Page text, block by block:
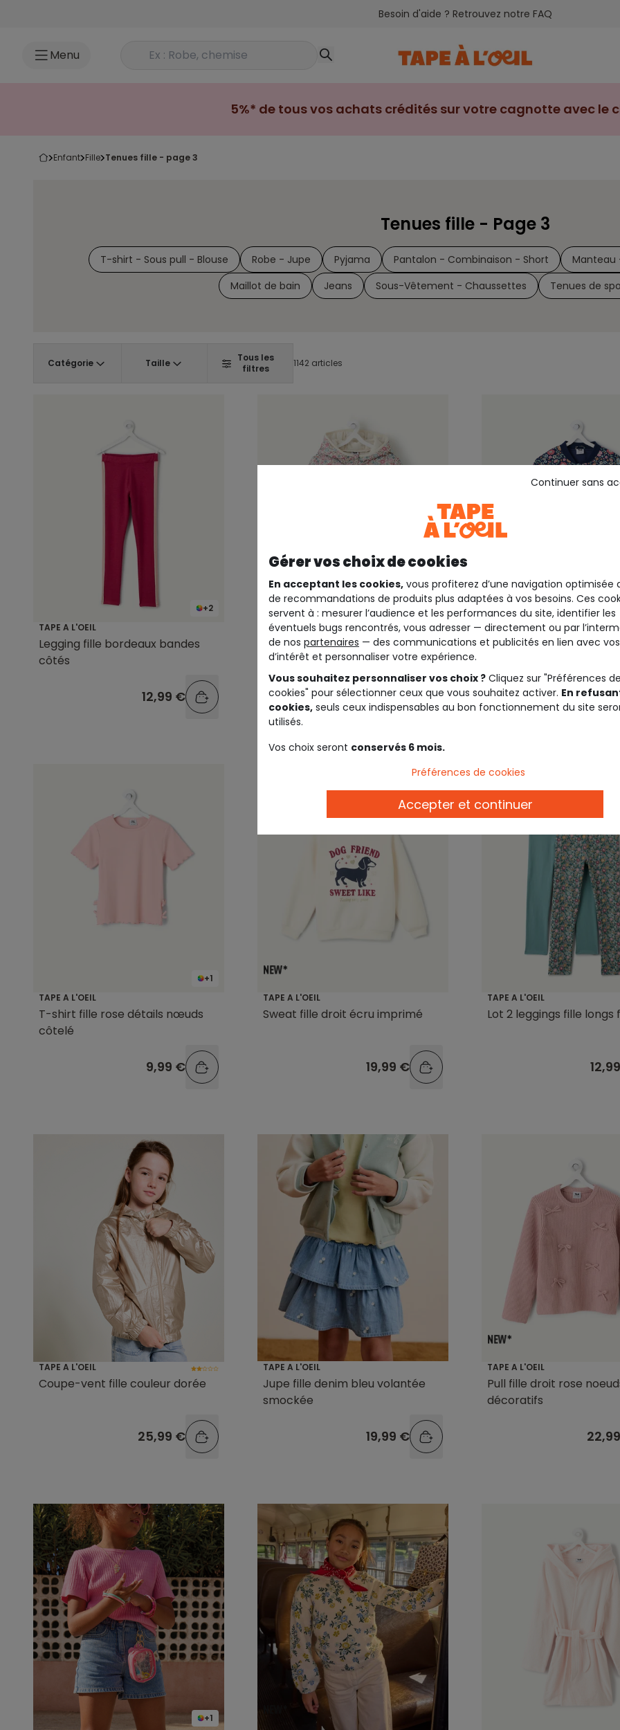
Besoin d'aide ? Retrouvez notre FAQ
Menu Rechercher un produit
5%* de tous vos achats crédités sur votre cagnotte avec le
enfant fille tenues fille - page 3
Tenues fille - Page 3
T-shirt - Sous pull - Blouse Robe - Jupe Pyjama Pantalon - Combinaison - Short Manteau
Maillot de bain
Jeans Sous-Vêtement - Chaussettes Tenues de
Catégorie Taille
Tous les
filtres
1142 articles
+2
TAPE A L'OEIL
Legging fille bordeaux bandes
côtés
12,99 €
TAPE A L'OEIL
Blouson fille matelassé imprimé
fleuri zippé
25,99 €
TAPE A L'OEIL
Veste fille bleu marine
+1
TAPE A L'OEIL
T-shirt fille rose détails nœuds
côtelé
9,99 €
TAPE A L'OEIL
Sweat fille droit écru imprimé
19,99 €
TAPE A L'OEIL
Lot 2 leggings fille longs
TAPE A L'OEIL
Coupe-vent fille couleur dorée
25,99 €
TAPE A L'OEIL
Jupe fille denim bleu volantée
smockée
19,99 €
TAPE A L'OEIL
Pull fille droit rose
décoratifs
+1
Gérer vos choix de cookies
En acceptant les cookies, vous profiterez d’une navigation optimisée
de recommandations de produits plus adaptées à vos besoins. Ces
servent à : mesurer l’audience et les performances du site, identifier les
éventuels bugs rencontrés, vous adresser — directement ou par
de nos partenaires — des communications et publicités en lien avec
d’intérêt et personnaliser votre expérience.
Vous souhaitez personnaliser vos choix ? Cliquez sur "Préférences de
cookies" pour sélectionner ceux que vous souhaitez activer. En
cookies, seuls ceux indispensables au bon fonctionnement du site
utilisés.
Vos choix seront conservés 6 mois.
Continuer sans
Préférences de cookies
Accepter et continuer